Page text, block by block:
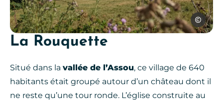
SPL
La Rouquette
Situé dans la vallée de l’Assou, ce village de 640
habitants était groupé autour d’un château dont il
ne reste qu’une tour ronde. L’église construite au